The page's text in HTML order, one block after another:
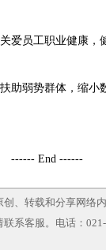
爱员工职业健康，
助弱势群体，缩
------ End ------
、转载和分享网络
系客服。电话：